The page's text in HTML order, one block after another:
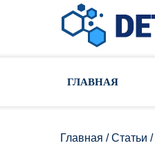
ГЛАВНАЯ
Главная /Статьи /